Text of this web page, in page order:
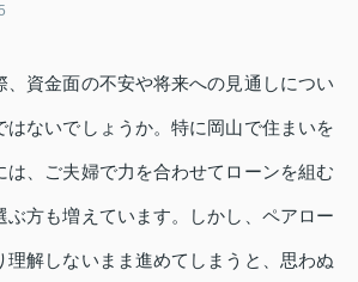
、資金面の不安や将来への見通しについ
はないでしょうか。特に岡山で住まいを
は、ご夫婦で力を合わせてローンを組む
ぶ方も増えています。しかし、ペアロー
理解しないまま進めてしまうと、思わぬ